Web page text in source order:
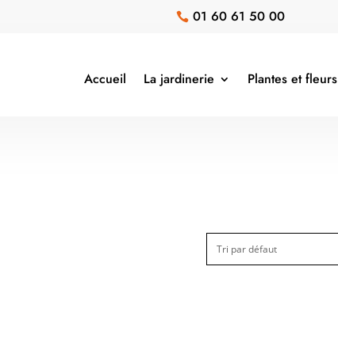
 01 60 61 50 00
Accueil La jardinerie Plantes et fleurs